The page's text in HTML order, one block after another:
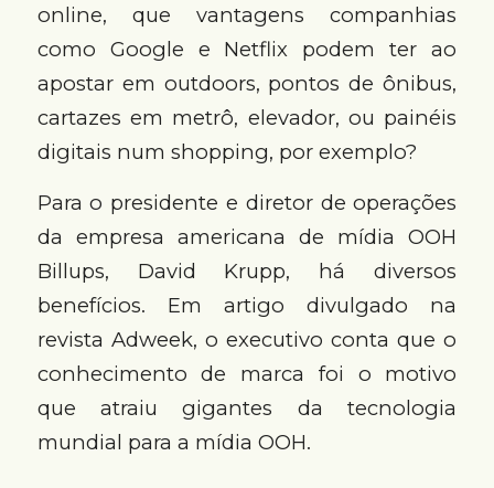
online, que vantagens companhias
como Google e Netflix podem ter ao
apostar em outdoors, pontos de ônibus,
cartazes em metrô, elevador, ou painéis
digitais num shopping, por exemplo?
Para o presidente e diretor de operações
da empresa americana de mídia OOH
Billups, David Krupp, há diversos
benefícios. Em artigo divulgado na
revista Adweek, o executivo conta que o
conhecimento de marca foi o motivo
que atraiu gigantes da tecnologia
mundial para a mídia OOH.